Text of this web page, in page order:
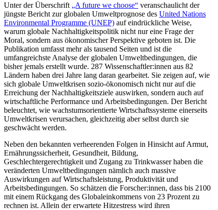
Unter der Überschrift „A future we choose“ veranschaulicht der
jüngste Bericht zur globalen Umweltprognose des United Nations
Environmental Programme (UNEP) auf eindrückliche Weise,
warum globale Nachhaltigkeitspolitik nicht nur eine Frage der
Moral, sondern aus ökonomischer Perspektive geboten ist. Die
Publikation umfasst mehr als tausend Seiten und ist die
umfangreichste Analyse der globalen Umweltbedingungen, die
bisher jemals erstellt wurde. 287 Wissenschaftler:innen aus 82
Ländern haben drei Jahre lang daran gearbeitet. Sie zeigen auf, wie
sich globale Umweltkrisen sozio-ökonomisch nicht nur auf die
Erreichung der Nachhaltigkeitsziele auswirken, sondern auch auf
wirtschaftliche Performance und Arbeitsbedingungen. Der Bericht
beleuchtet, wie wachstumsorientierte Wirtschaftssysteme einerseits
Umweltkrisen verursachen, gleichzeitig aber selbst durch sie
geschwächt werden.
Neben den bekannten verheerenden Folgen in Hinsicht auf Armut,
Ernährungssicherheit, Gesundheit, Bildung,
Geschlechtergerechtigkeit und Zugang zu Trinkwasser haben die
veränderten Umweltbedingungen nämlich auch massive
Auswirkungen auf Wirtschaftsleistung, Produktivität und
Arbeitsbedingungen. So schätzen die Forscher:innen, dass bis 2100
mit einem Rückgang des Globaleinkommens von 23 Prozent zu
rechnen ist. Allein der erwartete Hitzestress wird ihren